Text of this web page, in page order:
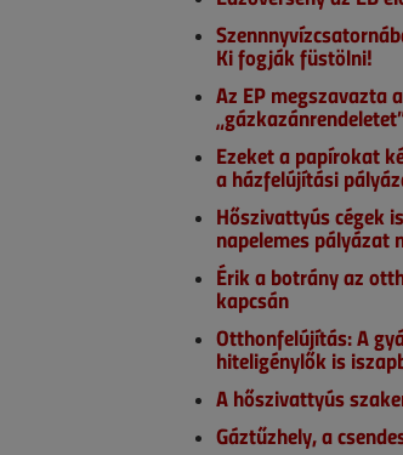
Ki fogják füstölni!
Az EP megszavazta a
Ezeket a papírokat
a házfelújítási
Hőszivattyús cégek
napelemes pályázat
Érik a botrány az
kapcsán
Otthonfelújítás: A
hiteligénylők is
A hőszivattyús
Gáztűzhely, a